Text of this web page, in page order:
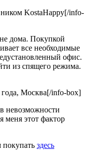
KostaHappy[/info-
дома. Покупкой
все необходимые
офис.
из спящего режима.
Москва[/info-box]
невозможности
меня этот фактор
здесь